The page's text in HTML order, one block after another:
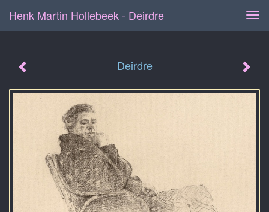
Henk Martin Hollebeek - Deirdre
Deirdre